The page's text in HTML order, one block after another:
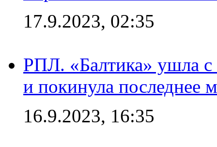
17.9.2023, 02:35
РПЛ. «Балтика» ушла с
и покинула последнее
16.9.2023, 16:35